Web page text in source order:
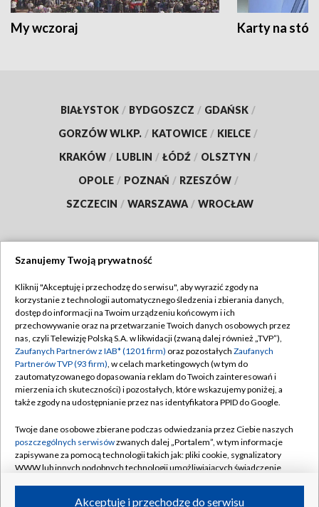
My wczoraj Karty na
BIAŁYSTOK / BYDGOSZCZ / GDAŃSK /
GORZÓW WLKP. / KATOWICE / KIELCE /
KRAKÓW / LUBLIN / ŁÓDŹ / OLSZTYN /
OPOLE / POZNAŃ / RZESZÓW /
SZCZECIN / WARSZAWA / WROCŁAW
TVP
Abonament TVP
Emisja w TVP
Centrum informacji TVP
Naziemna Telewizja Cyfrowa
Rada Programowa
System NOS
Informacje o nadawcy
Regulamin TVP
Polityka prywatności
Moje zgody
Pomoc
Kontakt
Kanały
Szanujemy Twoją prywatność
Kliknij "Akceptuję i przechodzę do serwisu", aby wyrazić zgody na
korzystanie z technologii automatycznego śledzenia i zbierania danych,
dostęp do informacji na Twoim urządzeniu końcowym i ich
przechowywanie oraz na przetwarzanie Twoich danych osobowych przez
nas, czyli Telewizję Polską S.A. w likwidacji (zwaną dalej również „TVP”),
Zaufanych Partnerów z IAB* (1201 firm) oraz pozostałych Zaufanych
Partnerów TVP (93 firm), w celach marketingowych (w tym do
zautomatyzowanego dopasowania reklam do Twoich zainteresowań i
mierzenia ich skuteczności) i pozostałych, które wskazujemy poniżej, a
także zgody na udostępnianie przez nas identyfikatora PPID do Google.
Twoje dane osobowe zbierane podczas odwiedzania przez Ciebie naszych
poszczególnych serwisówzwanych dalej „Portalem”, w tym informacje
zapisywane za pomocą technologii takich jak: pliki cookie, sygnalizatory
WWW lub innych podobnych technologii umożliwiających świadczenie
Akceptuję i przechodzę do serwisu